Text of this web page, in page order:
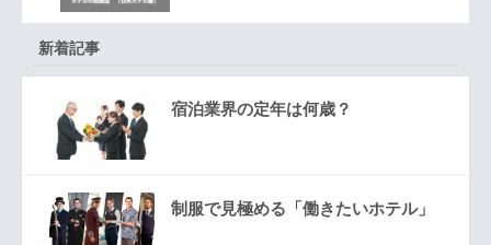
新着記事
宿泊業界の定年は何歳？
制服で見極める「働きたいホテル」